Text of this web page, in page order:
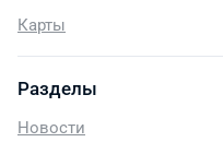
Карты
Разделы
Новости